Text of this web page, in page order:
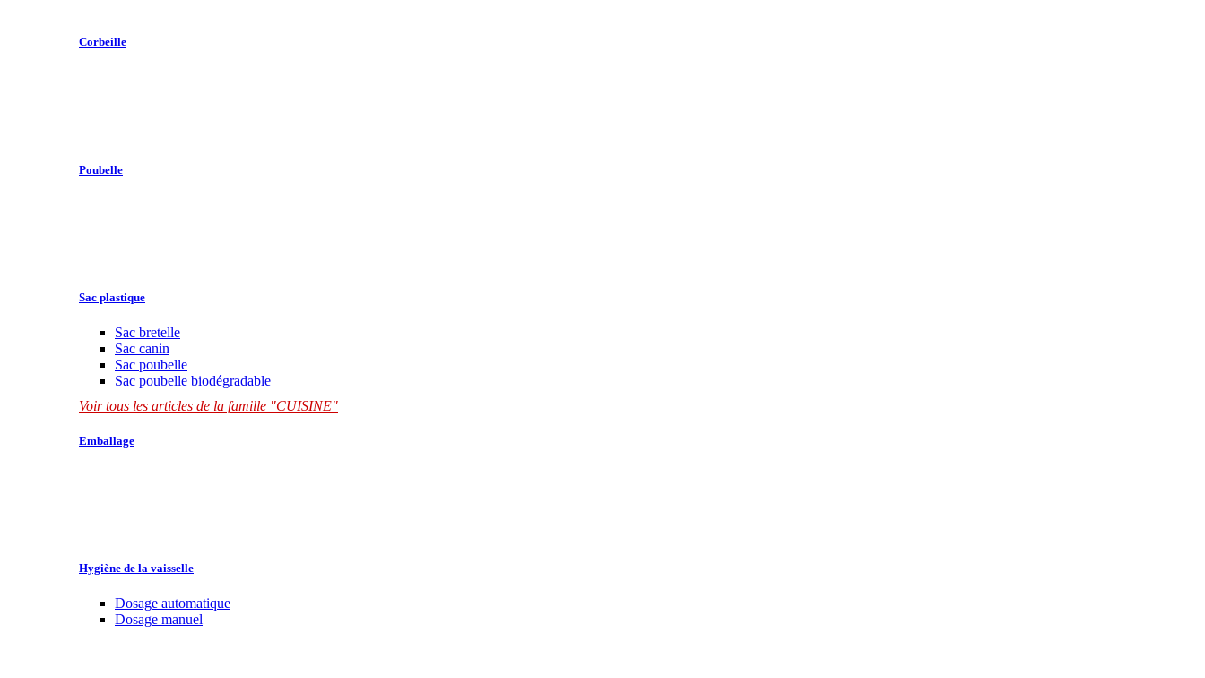
Corbeille
Poubelle
Sac plastique
Sac bretelle
Sac canin
Sac poubelle
Sac poubelle biodégradable
Voir tous les articles de la famille "CUISINE"
Emballage
Hygiène de la vaisselle
Dosage automatique
Dosage manuel